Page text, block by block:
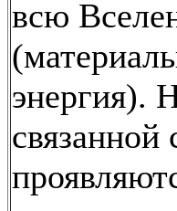
всю
энергия).
связанной